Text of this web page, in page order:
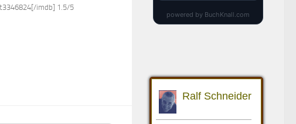
imdb] 1.5/5